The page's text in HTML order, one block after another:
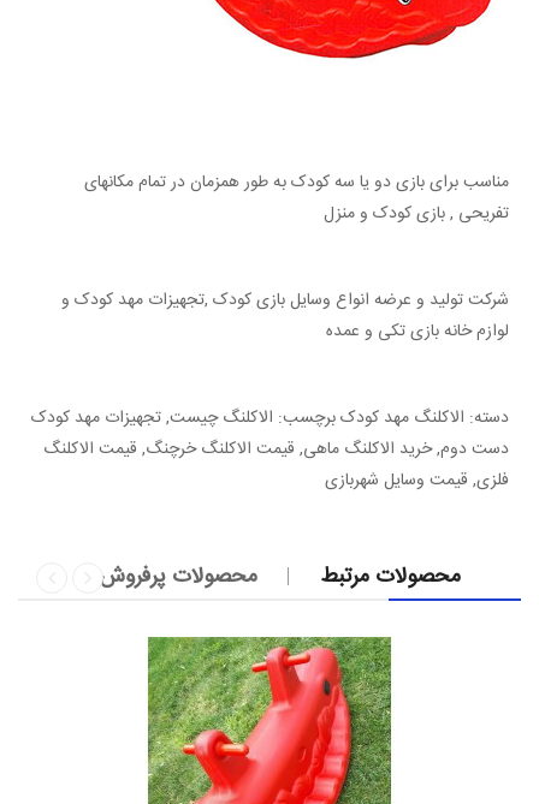
مناسب برای بازی دو یا سه کودک به طور همزمان در تمام مکانهای
تفریحی , بازی کودک و منزل
شرکت تولید و عرضه انواع وسایل بازی کودک ,تجهیزات مهد کودک و
لوازم خانه بازی تکی و عمده
دسته: الاکلنگ مهد کودک برچسب: الاکلنگ چیست, تجهیزات مهد کودک
دست دوم, خرید الاکلنگ ماهی, قیمت الاکلنگ خرچنگ, قیمت الاکلنگ
فلزی, قیمت وسایل شهربازی
محصولات مرتبط محصولات پرفروش